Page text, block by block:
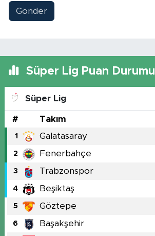
Gönder
Süper Lig Puan Durumu
Süper Lig
# Takım
1 Galatasaray
2 Fenerbahçe
3 Trabzonspor
4 Beşiktaş
5 Göztepe
6 Başakşehir